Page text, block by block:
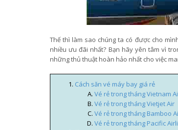
Thế thì làm sao chúng ta có được cho
nhiều ưu đãi nhất? Bạn hãy yên tâm vì
những thủ thuật hoàn hảo nhất cho việc
Cách săn vé máy bay giá rẻ
Vé rẻ trong tháng Vietnam
Vé rẻ trong tháng Vietjet Air
Vé rẻ trong tháng Bamboo
Vé rẻ trong tháng Pacific